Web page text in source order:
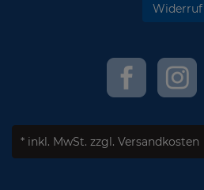
Widerruf
* inkl. MwSt. zzgl. Versandkosten